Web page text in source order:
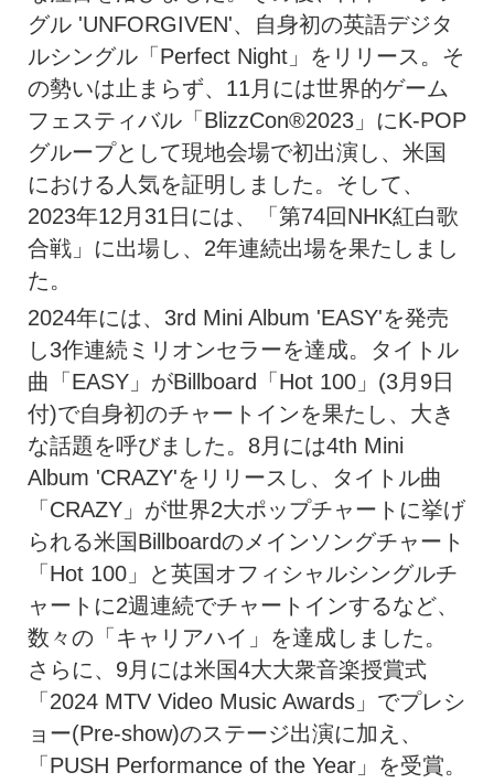
グル 'UNFORGIVEN'、自身初の英語デジタ
ルシングル「Perfect Night」をリリース。そ
の勢いは止まらず、11月には世界的ゲーム
フェスティバル「BlizzCon®2023」にK-POP
グループとして現地会場で初出演し、米国
における人気を証明しました。そして、
2023年12月31日には、「第74回NHK紅白歌
合戦」に出場し、2年連続出場を果たしまし
た。
2024年には、3rd Mini Album 'EASY'を発売
し3作連続ミリオンセラーを達成。タイトル
曲「EASY」がBillboard「Hot 100」(3月9日
付)で自身初のチャートインを果たし、大き
な話題を呼びました。8月には4th Mini
Album 'CRAZY'をリリースし、タイトル曲
「CRAZY」が世界2大ポップチャートに挙げ
られる米国Billboardのメインソングチャート
「Hot 100」と英国オフィシャルシングルチ
ャートに2週連続でチャートインするなど、
数々の「キャリアハイ」を達成しました。
さらに、9月には米国4大大衆音楽授賞式
「2024 MTV Video Music Awards」でプレシ
ョー(Pre-show)のステージ出演に加え、
「PUSH Performance of the Year」を受賞。